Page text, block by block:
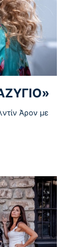
Άρον με